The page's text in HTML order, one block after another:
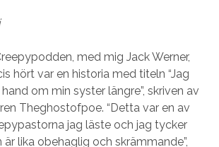
med mig Jack Werner,
hört var en historia med titeln “Jag
om min syster längre”, skriven av
Theghostofpoe. “Detta var en av
jag läste och jag tycker
lika obehaglig och skrämmande”,